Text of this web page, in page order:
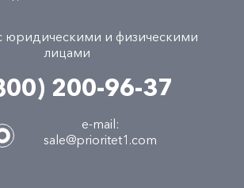
юридическими и физическими
лицами
200-96-37
e-mail:
sale@prioritet1.com